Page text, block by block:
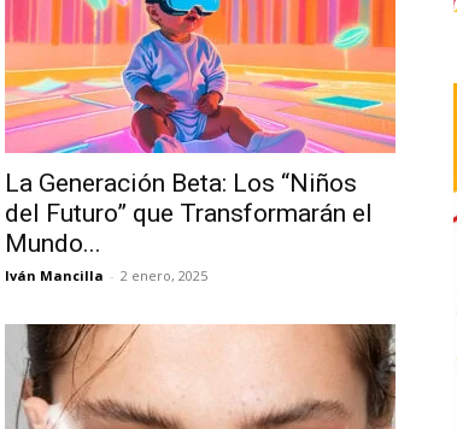
La Generación Beta: Los “Niños
del Futuro” que Transformarán el
Mundo...
Iván Mancilla - 2 enero, 2025